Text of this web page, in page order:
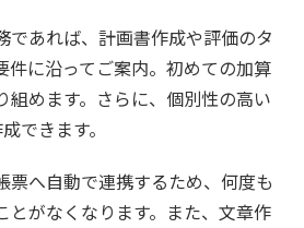
であれば、計画書作成や評価のタ
件に沿ってご案内。初めての加算
組めます。さらに、個別性の高い
できます。
票へ自動で連携するため、何度も
とがなくなります。また、文章作